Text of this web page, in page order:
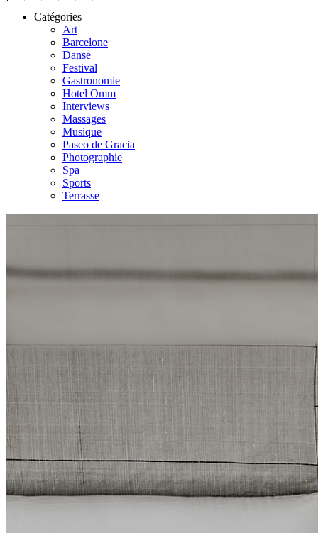
Catégories
Art
Barcelone
Danse
Festival
Gastronomie
Hotel Omm
Interviews
Massages
Musique
Paseo de Gracia
Photographie
Spa
Sports
Terrasse